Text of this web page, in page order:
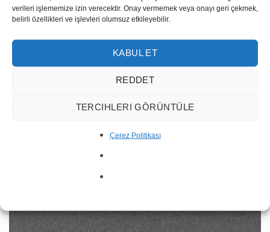
verileri işlememize izin verecektir. Onay vermemek veya onayı geri çekmek,
belirli özellikleri ve işlevleri olumsuz etkileyebilir.
KABUL ET
REDDET
TERCIHLERI GÖRÜNTÜLE
Çerez Politikası
Barents